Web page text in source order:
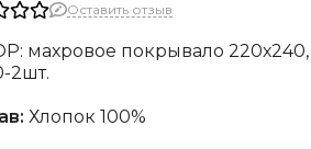
Оставить отзыв
махровое покрывало
2шт.
Хлопок 100%